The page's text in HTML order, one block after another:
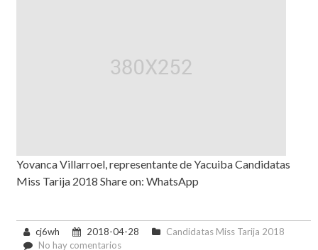
Yovanca Villarroel, representante de Yacuiba Candidatas
Miss Tarija 2018 Share on: WhatsApp
cj6wh 2018-04-28
Candidatas Miss Tarija 2018
No hay comentariosen